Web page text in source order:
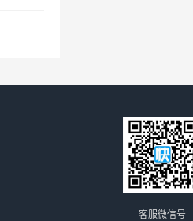
客服微信号